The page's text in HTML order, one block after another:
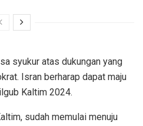
syukur atas dukungan yang
Isran berharap dapat maju
Kaltim 2024.
sudah memulai menuju